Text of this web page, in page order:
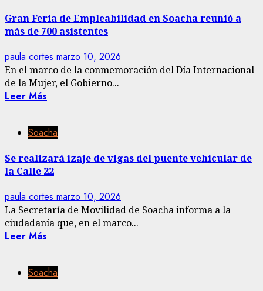
Gran Feria de Empleabilidad en Soacha reunió a
más de 700 asistentes
paula cortes marzo 10, 2026
En el marco de la conmemoración del Día Internacional
de la Mujer, el Gobierno...
Leer Más
Soacha
Se realizará izaje de vigas del puente vehicular de
la Calle 22
paula cortes marzo 10, 2026
La Secretaría de Movilidad de Soacha informa a la
ciudadanía que, en el marco...
Leer Más
Soacha